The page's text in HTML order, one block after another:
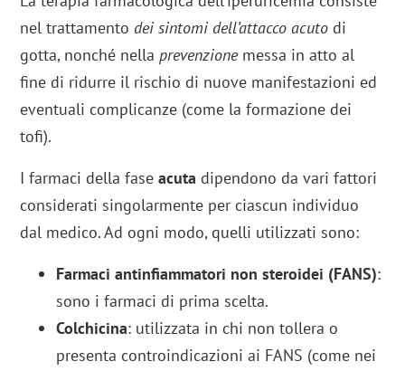
nel trattamento dei sintomi dell’attacco acuto di
gotta, nonché nellaprevenzione messa in atto al
fine di ridurre il rischio di nuove manifestazioni ed
eventuali complicanze (come la formazione dei
tofi).
I farmaci della faseacuta dipendono da vari fattori
considerati singolarmente per ciascun individuo
dal medico. Ad ogni modo, quelli utilizzati sono:
Farmaci antinfiammatori non steroidei (FANS):
sono i farmaci di prima scelta.
Colchicina: utilizzata in chi non tollera o
presenta controindicazioni ai FANS (come nei